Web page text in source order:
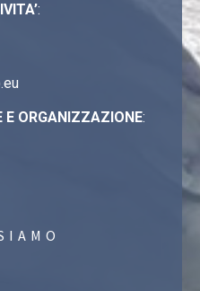
:
E ORGANIZZAZIONE: